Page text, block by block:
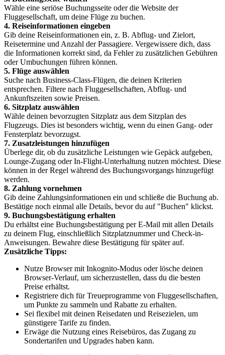
Wähle eine seriöse Buchungsseite oder die Website der
Fluggesellschaft, um deine Flüge zu buchen.
4. Reiseinformationen eingeben
Gib deine Reiseinformationen ein, z. B. Abflug- und Zielort,
Reisetermine und Anzahl der Passagiere. Vergewissere dich, dass
die Informationen korrekt sind, da Fehler zu zusätzlichen Gebühren
oder Umbuchungen führen können.
5. Flüge auswählen
Suche nach Business-Class-Flügen, die deinen Kriterien
entsprechen. Filtere nach Fluggesellschaften, Abflug- und
Ankunftszeiten sowie Preisen.
6. Sitzplatz auswählen
Wähle deinen bevorzugten Sitzplatz aus dem Sitzplan des
Flugzeugs. Dies ist besonders wichtig, wenn du einen Gang- oder
Fensterplatz bevorzugst.
7. Zusatzleistungen hinzufügen
Überlege dir, ob du zusätzliche Leistungen wie Gepäck aufgeben,
Lounge-Zugang oder In-Flight-Unterhaltung nutzen möchtest. Diese
können in der Regel während des Buchungsvorgangs hinzugefügt
werden.
8. Zahlung vornehmen
Gib deine Zahlungsinformationen ein und schließe die Buchung ab.
Bestätige noch einmal alle Details, bevor du auf "Buchen" klickst.
9. Buchungsbestätigung erhalten
Du erhältst eine Buchungsbestätigung per E-Mail mit allen Details
zu deinem Flug, einschließlich Sitzplatznummer und Check-in-
Anweisungen. Bewahre diese Bestätigung für später auf.
Zusätzliche Tipps:
Nutze Browser mit Inkognito-Modus oder lösche deinen
Browser-Verlauf, um sicherzustellen, dass du die besten
Preise erhältst.
Registriere dich für Treueprogramme von Fluggesellschaften,
um Punkte zu sammeln und Rabatte zu erhalten.
Sei flexibel mit deinen Reisedaten und Reisezielen, um
günstigere Tarife zu finden.
Erwäge die Nutzung eines Reisebüros, das Zugang zu
Sondertarifen und Upgrades haben kann.